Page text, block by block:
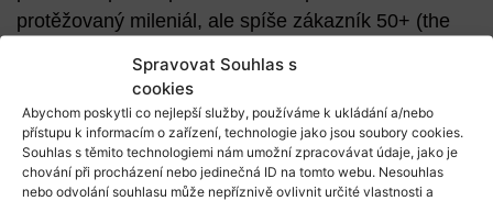
Spravovat Souhlas s
cookies
Abychom poskytli co nejlepší služby, používáme k ukládání a/nebo
přístupu k informacím o zařízení, technologie jako jsou soubory cookies.
Souhlas s těmito technologiemi nám umožní zpracovávat údaje, jako je
chování při procházení nebo jedinečná ID na tomto webu. Nesouhlas
nebo odvolání souhlasu může nepříznivě ovlivnit určité vlastnosti a
protěžovaný mileniál, ale spíše zákazník 50+ (the
následovali po Bobovi, pak naléhavost jeho talku o
„velkém digitálním podvodu“ a „surveillence
marketingu“ ještě umocnili.
Jak to vidíte vy? Začíná vás internetový marketing